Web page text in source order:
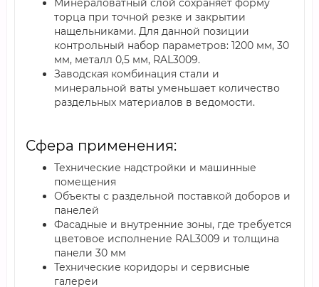
Минераловатный слой сохраняет форму
торца при точной резке и закрытии
нащельниками. Для данной позиции
контрольный набор параметров: 1200 мм, 30
мм, металл 0,5 мм, RAL3009.
Заводская комбинация стали и
минеральной ваты уменьшает количество
раздельных материалов в ведомости.
Сфера применения:
Технические надстройки и машинные
помещения
Объекты с раздельной поставкой доборов и
панелей
Фасадные и внутренние зоны, где требуется
цветовое исполнение RAL3009 и толщина
панели 30 мм
Технические коридоры и сервисные
галереи